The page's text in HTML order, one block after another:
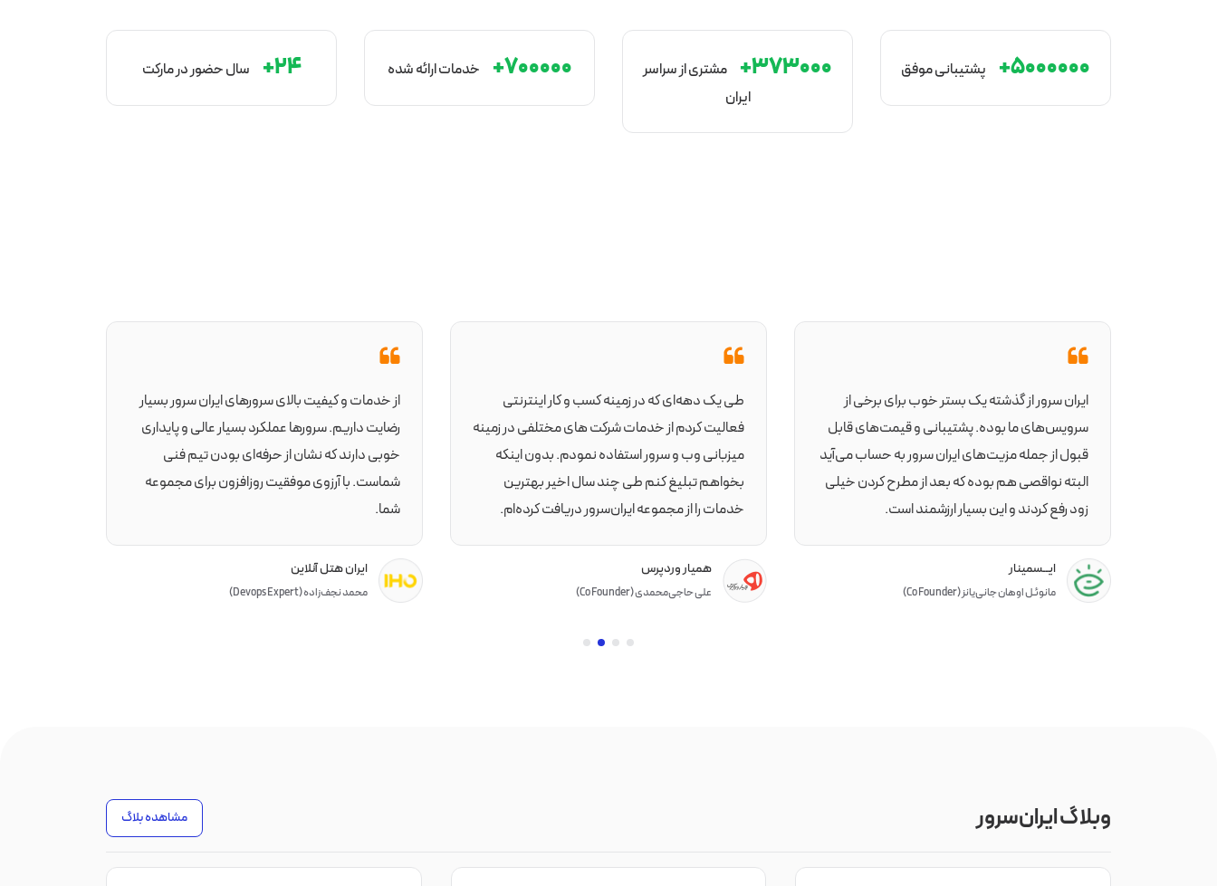
۵۰۰۰۰۰۰+ پشتیبانی موفق ۳۷۳۰۰۰+
مشتری از سراسر
ایران
۷۰۰۰۰۰+ خدمات ارائه شده ۲۴+ سال‌ حضور در مارکت
ایران سرور از گذشته یک بستر خوب برای برخی از
سرویس‌های ما بوده. پشتیبانی و قیمت‌های قابل
قبول از جمله مزیت‌های ایران سرور به حساب می‌آید
البته نواقصی هم بوده که بعد از مطرح کردن خیلی
زود رفع کردند و این بسیار ارزشمند است.
ایــسمینار
مانوئـل اوهان جانی‌یانز (Co Founder)
طی یک دهه‌ای که در زمینه کسب و کار اینترنتی
فعالیت کردم از خدمات شرکت های مختلفی در زمینه
میزبانی وب و سرور استفاده نمودم. بدون اینکه
بخواهم تبلیغ کنم طی چند سال اخیر بهترین
خدمات را از مجموعه ایران‌سرور دریافت کرده‌ام.
همیار وردپرس
علی حاجی‌محمدی (Co Founder)
از خدمات و کیفیت بالای سرورهای ایران سرور بسیار
رضایت داریم. سرورها عملکرد بسیار عالی و پایداری
خوبی دارند که نشان از حرفه‌ای بودن تیم فنی
شماست. با آرزوی موفقیت روزافزون برای مجموعه
شما.
ایران هتل آنلاین
محمد نجف‌زاده (Devops Expert)
وبلاگ ایران‌سرور مشاهده بلاگ